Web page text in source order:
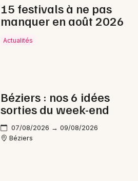
15 festivals à ne pas
manquer en août 2026
Actualités
Béziers : nos 6 idées
sorties du week-end
07/08/2026 → 09/08/2026
Béziers